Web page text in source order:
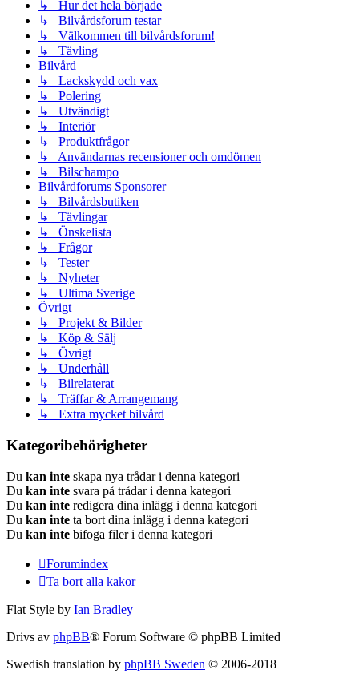
↳ Hur det hela började
↳ Bilvårdsforum testar
↳ Välkommen till bilvårdsforum!
↳ Tävling
Bilvård
↳ Lackskydd och vax
↳ Polering
↳ Utvändigt
↳ Interiör
↳ Produktfrågor
↳ Användarnas recensioner och omdömen
↳ Bilschampo
Bilvårdforums Sponsorer
↳ Bilvårdsbutiken
↳ Tävlingar
↳ Önskelista
↳ Frågor
↳ Tester
↳ Nyheter
↳ Ultima Sverige
Övrigt
↳ Projekt & Bilder
↳ Köp & Sälj
↳ Övrigt
↳ Underhåll
↳ Bilrelaterat
↳ Träffar & Arrangemang
↳ Extra mycket bilvård
Kategoribehörigheter
Du kan inte skapa nya trådar i denna kategori
Du kan inte svara på trådar i denna kategori
Du kan inte redigera dina inlägg i denna kategori
Du kan inte ta bort dina inlägg i denna kategori
Du kan inte bifoga filer i denna kategori
Forumindex
Ta bort alla kakor
Flat Style by Ian Bradley
Drivs av phpBB® Forum Software © phpBB Limited
Swedish translation by phpBB Sweden © 2006-2018